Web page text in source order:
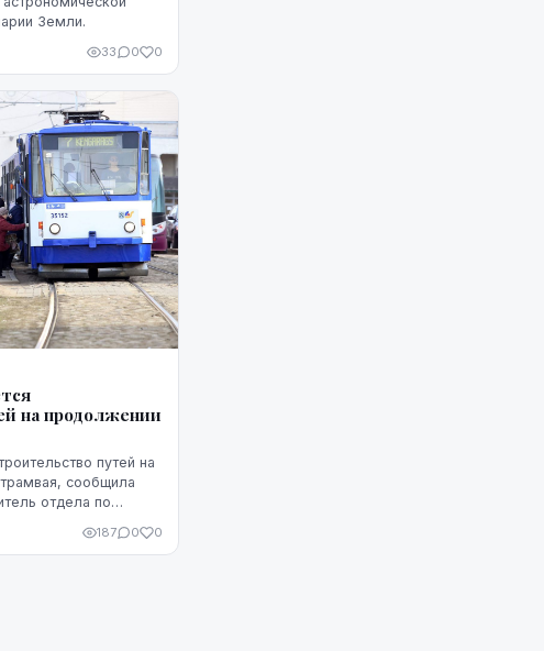
Земли.
33 0 0
на продолжении
путей на
сообщила
отдела по
187 0 0